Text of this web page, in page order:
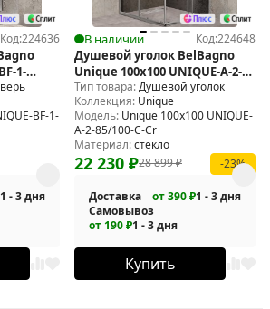
Код:224636
1-
BF-1-
1 - 3 дня
В наличии Код:224648
Душевой уголок BelBagno
Unique 100х100 UNIQUE-A-2-
85/100-C-Cr
Тип товара:Душевой уголок
Коллекция: Unique
Модель: Unique 100х100 UNIQUE-
A-2-85/100-C-Cr
Материал:стекло
28 899₽
22 230 ₽ -23%
Доставка от 390 ₽1 - 3 дня
Самовывоз
от 190 ₽1 - 3 дня
Купить